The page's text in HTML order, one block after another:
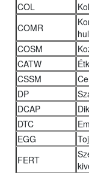
COL
COMR
COSM
CATW
CSSM
DP
DCAP
DTC
EGG
FERT